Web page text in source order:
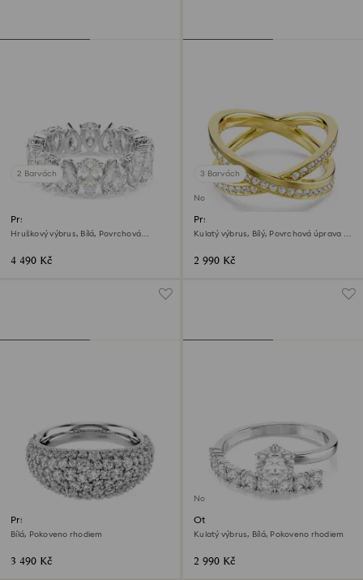
2 Barvách
Prsten Matrix Vittore
Hruškový výbrus, Bílá, Povrchová
4 490 Kč
3 Barvách
Novinka
Prsten kroužek Delta
Kulatý výbrus, Bílý, Povrchová úprava z
2 990 Kč
Prsten Sublima
Bílá, Pokoveno rhodiem
3 490 Kč
Novinka
Otevřený prsten Matrix
Kulatý výbrus, Bílá, Pokoveno rhodiem
2 990 Kč